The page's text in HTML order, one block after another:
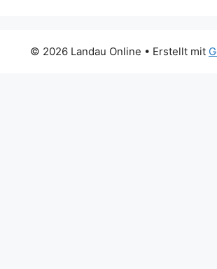
© 2026 Landau Online • Erstellt mit